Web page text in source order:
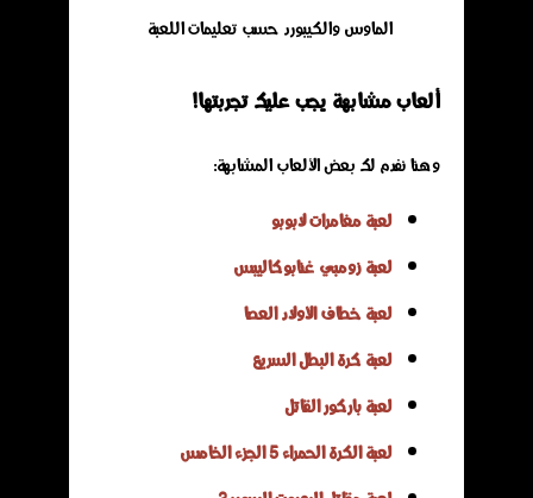
الماوس والكيبورد حسب تعليمات اللعبة
ألعاب مشابهة يجب عليك تجربتها!
وهنا نفدم لك بعض الألعاب المشابهة:
لعبة مغامرات لابوبو
لعبة زومبي غنابوكاليبس
لعبة خطاف الأولاد العصا
لعبة كرة البطل السريع
لعبة باركور القاتل
لعبة الكرة الحمراء 5 الجزء الخامس